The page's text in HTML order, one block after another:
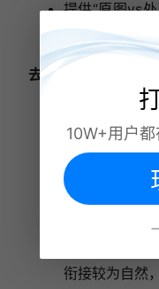
提供“原图vs
看效果。
去水印效果
标准化文字
除后无明显残
针对半透明水
可能存在轻微
背景为风景
衔接较为自然
10W+用户